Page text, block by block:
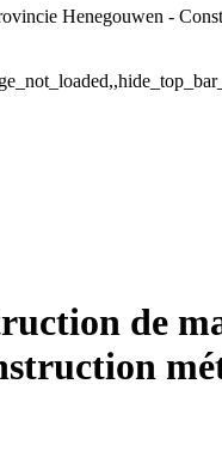
Henegouwen -
de